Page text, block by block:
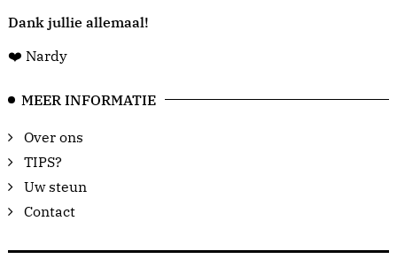
Dank jullie allemaal!
❤️ Nardy
MEER INFORMATIE
Over ons
TIPS?
Uw steun
Contact